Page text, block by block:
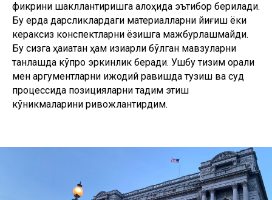
фикрини шакллантиришга алоҳида эътибор берилади.
Бу ерда дарсликлардаги материалларни йиғиш ёки
кераксиз конспектларни ёзишга мажбурлашмайди.
Бу сизга ҳақиқатан ҳам қизиқарли бўлган мавзуларни
танлашда кўпроқ эркинлик беради. Ушбу тизим орқали
мен аргументларни ижодий равишда тузиш ва суд
процессида позицияларни тақдим этиш
кўникмаларини ривожлантирдим.